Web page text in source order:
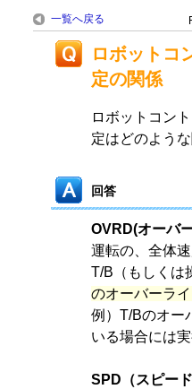
一覧へ戻る
ロボットコ
定の関係
ロボットコン
定はどのよう
回答
OVRD(オーバ
運転の、全体
T/B（もしくは
のオーバーラ
例）T/Bのオー
いる場合には
SPD（スピー